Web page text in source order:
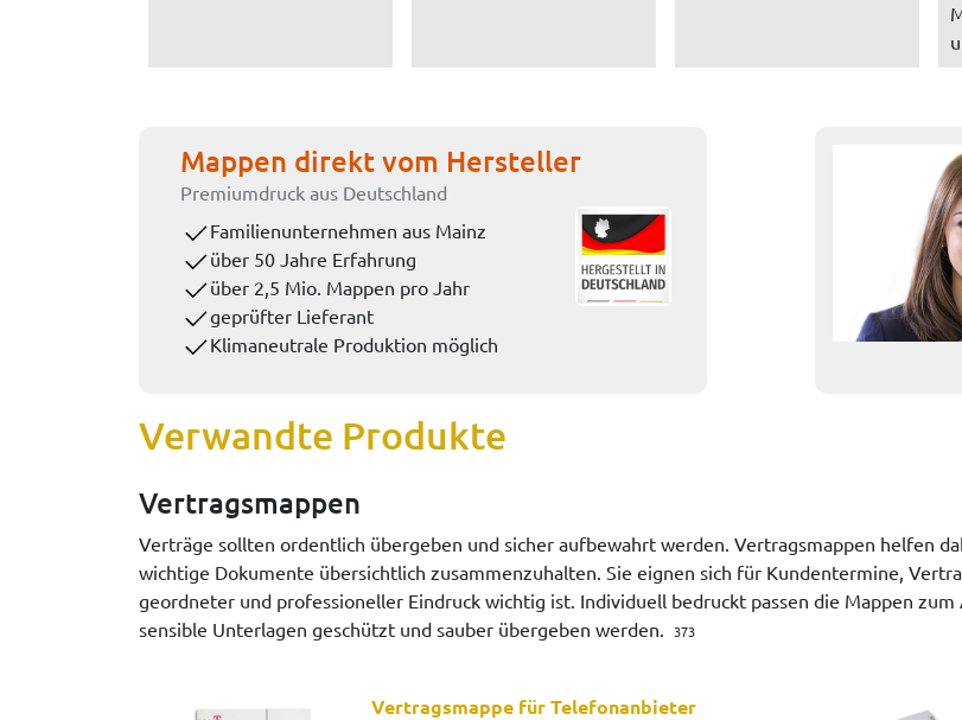
Mappen direkt vom Hersteller
Premiumdruck aus Deutschland
Familienunternehmen aus Mainz
über 50 Jahre Erfahrung
über 2,5 Mio. Mappen pro Jahr
geprüfter Lieferant
Klimaneutrale Produktion möglich
Verwandte Produkte
Vertragsmappen
Verträge sollten ordentlich übergeben und sicher aufbewahrt werden. Vertragsmappen helfen
wichtige Dokumente übersichtlich zusammenzuhalten. Sie eignen sich für Kundentermine,
geordneter und professioneller Eindruck wichtig ist. Individuell bedruckt passen die Mappen
sensible Unterlagen geschützt und sauber übergeben werden.
373
Vertragsmappe für Telefonanbieter